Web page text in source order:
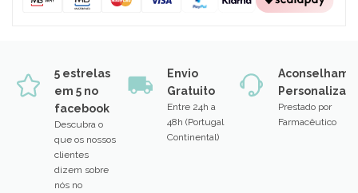
5 estrelas
em 5 no
facebook
Descubra o
que os nossos
clientes
dizem sobre
nós no
Envio
Gratuito
Entre 24h a
48h (Portugal
Continental)
Prestado por
Farmacêutico